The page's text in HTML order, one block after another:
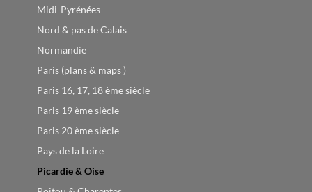
Midi-Pyrénées
Nord & pas de Calais
Normandie
Paris (plans & maps )
Paris 16, 17, 18 ème siècle
Paris 19 ème siècle
Paris 20 ème siècle
Pays de la Loire
Picardie & Oise